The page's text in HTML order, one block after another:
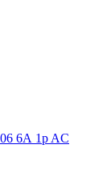
6А 1p AC